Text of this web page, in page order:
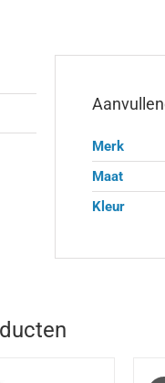
Merk
Maat
Kleur